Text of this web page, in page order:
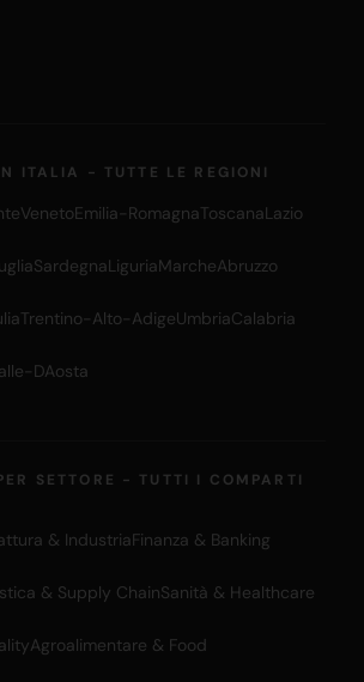
ITALIA - TUTTE LE REGIONI
VenetoEmilia-RomagnaToscanaLazio
SardegnaLiguriaMarcheAbruzzo
Trentino-Alto-AdigeUmbriaCalabria
DAosta
SETTORE - TUTTI I COMPARTI
& IndustriaFinanza & Banking
& Supply ChainSanità & Healthcare
Agroalimentare & Food